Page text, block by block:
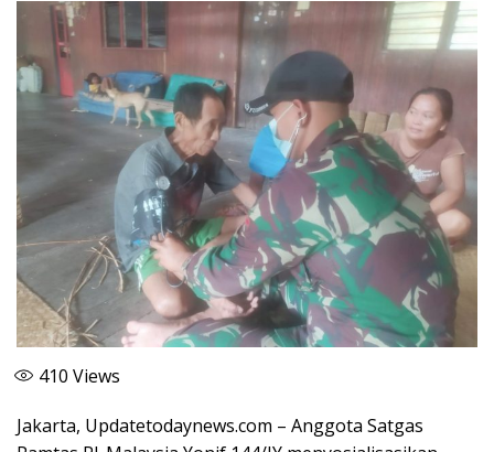
410 Views
Jakarta, Updatetodaynews.com – Anggota Satgas